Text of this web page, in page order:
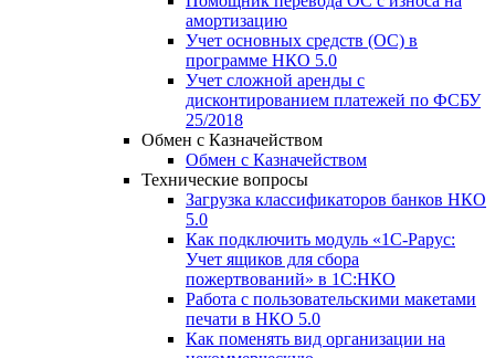
амортизацию
Учет основных средств (ОС) в
программе НКО 5.0
Учет сложной аренды с
дисконтированием платежей по ФСБУ
25/2018
Обмен с Казначейством
Обмен с Казначейством
Технические вопросы
Загрузка классификаторов банков НКО
5.0
Как подключить модуль «1С-Рарус:
Учет ящиков для сбора
пожертвований» в 1С:НКО
Работа с пользовательскими макетами
печати в НКО 5.0
Как поменять вид организации на